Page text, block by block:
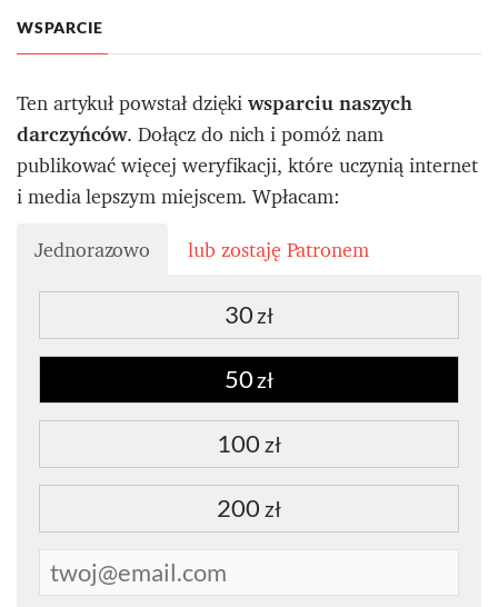
WSPARCIE
Ten artykuł powstał dziękiwsparciu naszych
darczyńców. Dołącz do nich i pomóż nam
publikować więcej weryfikacji, które uczynią internet
i media lepszym miejscem. Wpłacam:
Jednorazowo
lub zostaję Patronem
30 zł
50 zł
100 zł
200 zł